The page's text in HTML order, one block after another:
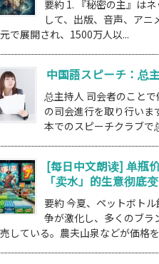
要約 1. 『秘密の主』は
して、出版、音声、アニ
で展開され、1500万人以...
中国語スピーチ：总
总主持人 司会者のことで
の司会進行を取り行いま
本でのスピーチクラブで
[每日中文朗读] 单瓶
「卖水」的生意彻底
要約 今夏、ペットボト
争が激化し、多くのブラ
している。農夫山泉などが価格